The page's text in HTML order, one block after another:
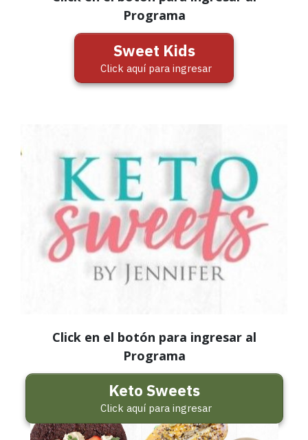
Programa
Sweet Kids
Click aquí para ingresar
Click en el botón para ingresar al
Programa
Keto Sweets
Click aquí para ingresar